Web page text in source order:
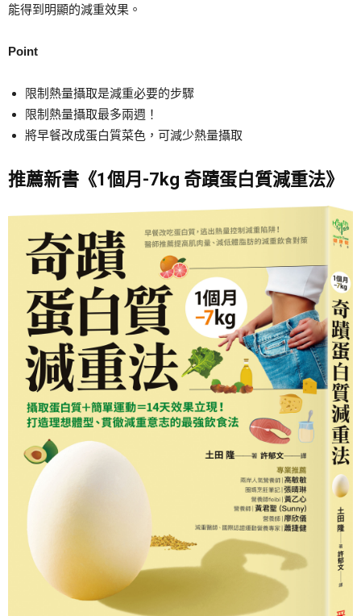
能得到明顯的減重效果。
Point
限制熱量攝取是減重必要的步驟
限制熱量攝取最多兩週！
將早餐改成蛋白質菜色，可減少熱量攝取
推薦新書《1個月-7kg 奇蹟蛋白質減重法》